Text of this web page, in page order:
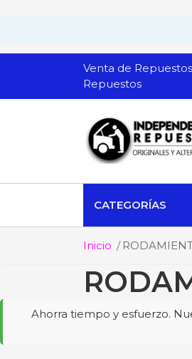
Venta de
Repuestos
CATEGORÍAS
Inicio
Ahorra tiempo y esfuerzo.